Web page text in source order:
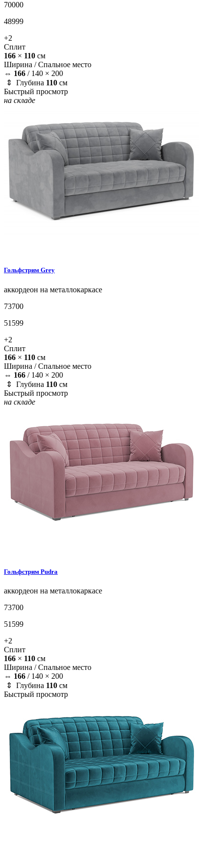
70000
48999
+2
Сплит
166 × 110 см
Ширина /Спальное место
⇔ 166 / 140 × 200
⇕ Глубина 110 см
Быстрый просмотр
на складе
Гольфстрим Grey
аккордеон на металлокаркасе
73700
51599
+2
Сплит
166 × 110 см
Ширина /Спальное место
⇔ 166 / 140 × 200
⇕ Глубина 110 см
Быстрый просмотр
на складе
Гольфстрим Pudra
аккордеон на металлокаркасе
73700
51599
+2
Сплит
166 × 110 см
Ширина /Спальное место
⇔ 166 / 140 × 200
⇕ Глубина 110 см
Быстрый просмотр